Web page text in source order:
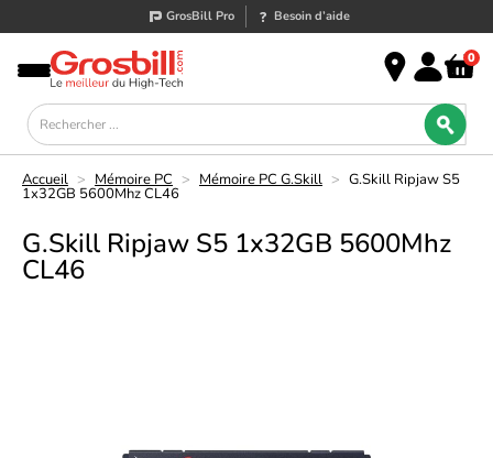
GrosBill Pro Besoin d’aide
0
Accueil > Mémoire PC > Mémoire PC G.Skill > G.Skill Ripjaw S5
1x32GB 5600Mhz CL46
G.Skill Ripjaw S5 1x32GB 5600Mhz
CL46